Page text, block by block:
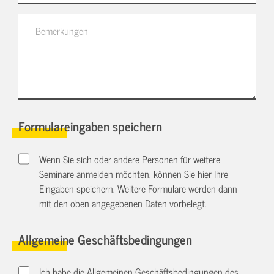
Formulareingaben speichern
Wenn Sie sich oder andere Personen für weitere
Seminare anmelden möchten, können Sie hier Ihre
Eingaben speichern. Weitere Formulare werden dann
mit den oben angegebenen Daten vorbelegt.
Allgemeine Geschäftsbedingungen